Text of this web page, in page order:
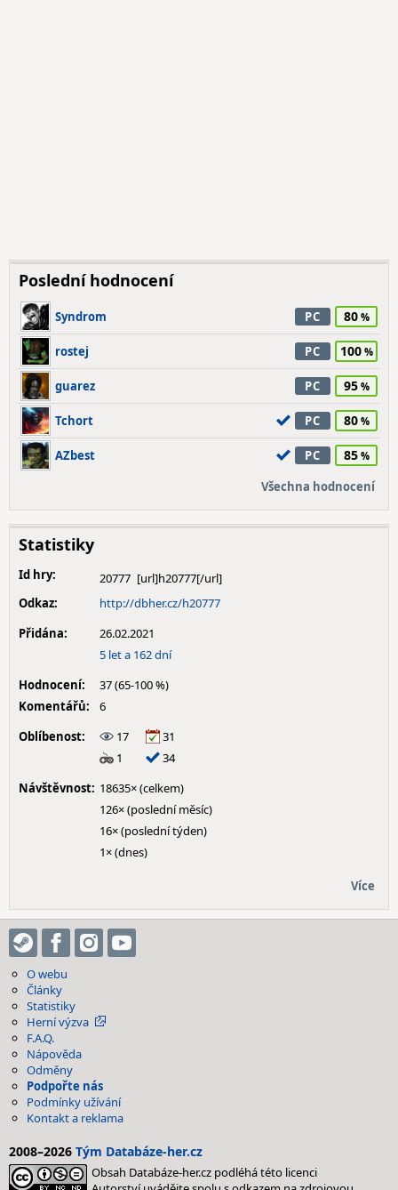
Poslední hodnocení
Syndrom PC 80
rostej PC 100
guarez PC 95
Tchort PC 80
AZbest PC 85
Všechna hodnocení
Statistiky
Id hry:
20777
Odkaz:
http://dbher.cz/h20777
Přidána:
26.02.2021
5 let a 162 dní
Hodnocení:
37 (65-100 %)
Komentářů:
6
Oblíbenost:
17
31
1
34
Návštěvnost: 18635× (celkem)
126× (poslední měsíc)
16× (poslední týden)
1× (dnes)
Více
O webu
Články
Statistiky
Herní výzva
F.A.Q.
Nápověda
Odměny
Podpořte nás
Podmínky užívání
Kontakt a reklama
2008–2026 Tým Databáze-her.cz
Obsah Databáze-her.cz podléhá této licenci